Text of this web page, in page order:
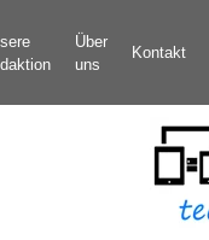
Inhalt
springen
Über
uns
Kontakt